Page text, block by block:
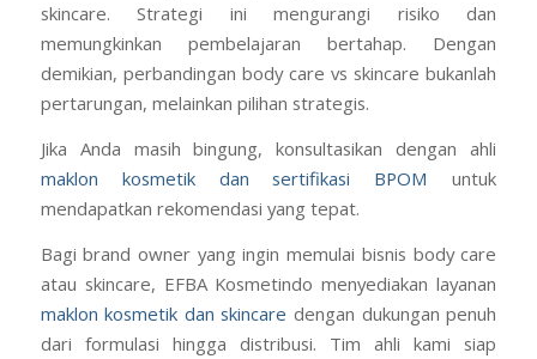
skincare. Strategi ini mengurangi risiko dan
memungkinkan pembelajaran bertahap. Dengan
demikian, perbandingan body care vs skincare bukanlah
pertarungan, melainkan pilihan strategis.
Jika Anda masih bingung, konsultasikan dengan ahli
maklon kosmetik dan sertifikasi BPOM
untuk
mendapatkan rekomendasi yang tepat.
Bagi brand owner yang ingin memulai bisnis body care
atau skincare, EFBA Kosmetindo menyediakan layanan
maklon kosmetik dan skincare dengan dukungan penuh
dari formulasi hingga distribusi. Tim ahli kami siap